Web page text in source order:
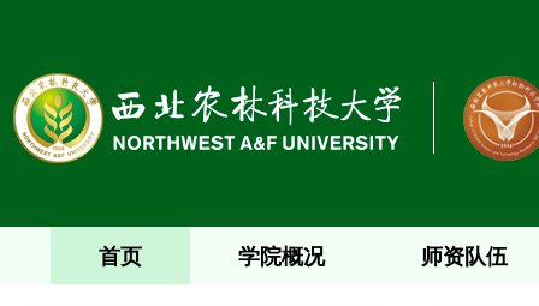
首页 学院概况 师资队伍